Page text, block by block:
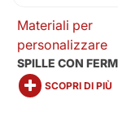
Materiali per
personalizzare
SPILLE CON
SCOPRI DI PIÙ